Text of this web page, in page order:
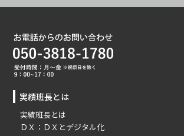
実績班長とは
実績班長とは
ＤＸ：ＤＸとデジタル化